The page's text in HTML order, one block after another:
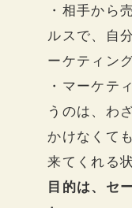
・相手から
ルスで、自
ーケティン
・マーケテ
うのは、わ
かけなくて
来てくれる
目的は、セ